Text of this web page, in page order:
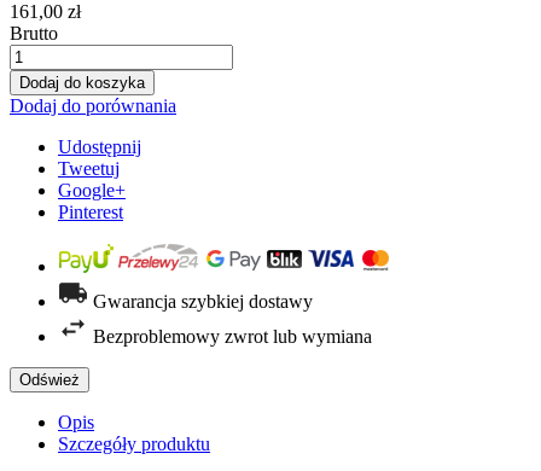
161,00 zł
Brutto
Dodaj do koszyka
Dodaj do porównania
Udostępnij
Tweetuj
Google+
Pinterest
Gwarancja szybkiej dostawy
Bezproblemowy zwrot lub wymiana
Opis
Szczegóły produktu